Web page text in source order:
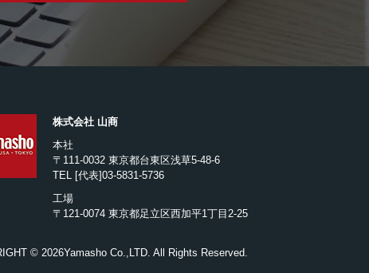
株式会社 山商
本社
〒111-0032 東京都台東区浅草5-48-6
TEL [代表]03-5831-5736
工場
〒121-0074 東京都足立区西加平1丁目2-25
© 2026Yamasho Co.,LTD. All Rights Reserved.